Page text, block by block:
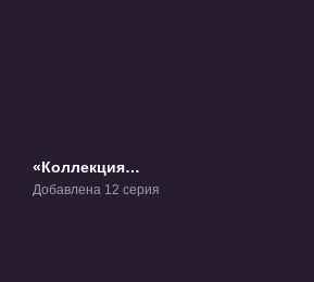
«Коллекция
Дзюндзи Ито» ТВ-1
Добавлена 12 серия